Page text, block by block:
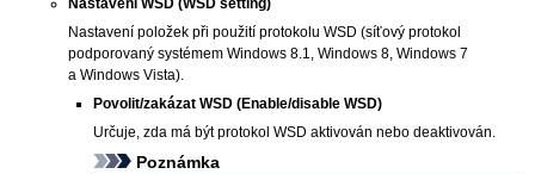
Nastavení WSD (WSD setting)
Nastavení položek při použití protokolu WSD (síťový protokol
podporovaný systémem Windows 8.1, Windows 8, Windows 7
a Windows Vista).
Povolit/zakázat WSD (Enable/disable WSD)
Určuje, zda má být protokolWSD aktivován nebo deaktivován.
Poznámka